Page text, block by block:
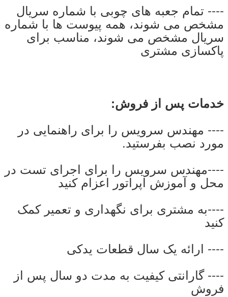
---- تمام جعبه های چوبی با شماره سریال
مشخص می شوند، همه پیوست ها با شماره
سریال مشخص می شوند، مناسب برای
پاکسازی مشتری
خدمات پس از فروش:
---- مهندس سرویس را برای راهنمایی در
مورد نصب بفرستید.
----مهندس سرویس را برای اجرای تست در
محل و آموزش اپراتور اعزام کنید
----به مشتری برای نگهداری و تعمیر کمک
کنید
---- ارائه یک سال قطعات یدکی
---- گارانتی کیفیت به مدت دو سال پس از
فروش